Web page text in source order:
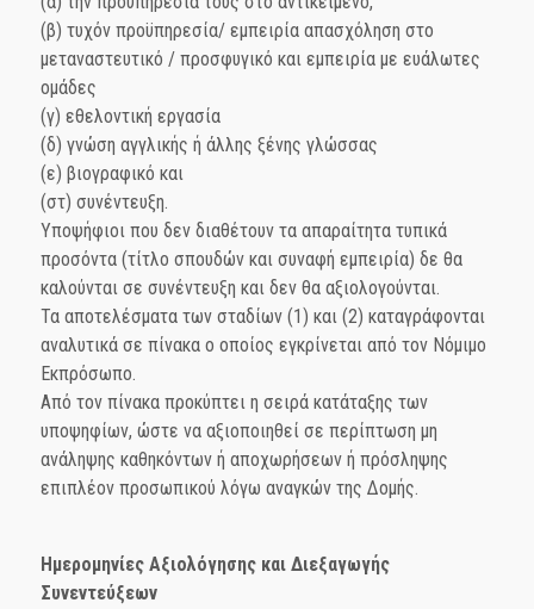
(β) τυχόν προϋπηρεσία/ εμπειρία απασχόληση στο
μεταναστευτικό / προσφυγικό και εμπειρία με ευάλωτες
ομάδες
(γ) εθελοντική εργασία
(δ) γνώση αγγλικής ή άλλης ξένης γλώσσας
(ε) βιογραφικό και
(στ) συνέντευξη.
Υποψήφιοι που δεν διαθέτουν τα απαραίτητα τυπικά
προσόντα (τίτλο σπουδών και συναφή εμπειρία) δε θα
καλούνται σε συνέντευξη και δεν θα αξιολογούνται.
Τα αποτελέσματα των σταδίων (1) και (2) καταγράφονται
αναλυτικά σε πίνακα ο οποίος εγκρίνεται από τον Νόμιμο
Εκπρόσωπο.
Από τον πίνακα προκύπτει η σειρά κατάταξης των
υποψηφίων, ώστε να αξιοποιηθεί σε περίπτωση μη
ανάληψης καθηκόντων ή αποχωρήσεων ή πρόσληψης
επιπλέον προσωπικού λόγω αναγκών της Δομής.
Ημερομηνίες Αξιολόγησης και Διεξαγωγής
Συνεντεύξεων